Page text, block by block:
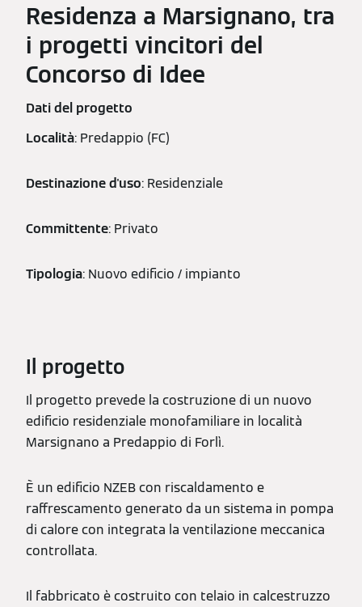
Residenza a Marsignano, tra
i progetti vincitori del
Concorso di Idee
Dati del progetto
Località: Predappio (FC)
Destinazione d'uso: Residenziale
Committente: Privato
Tipologia: Nuovo edificio / impianto
Il progetto
Il progetto prevede la costruzione di un nuovo
edificio residenziale monofamiliare in località
Marsignano a Predappio di Forlì.
È un edificio NZEB con riscaldamento e
raffrescamento generato da un sistema in pompa
di calore con integrata la ventilazione meccanica
controllata.
Il fabbricato è costruito con telaio in calcestruzzo